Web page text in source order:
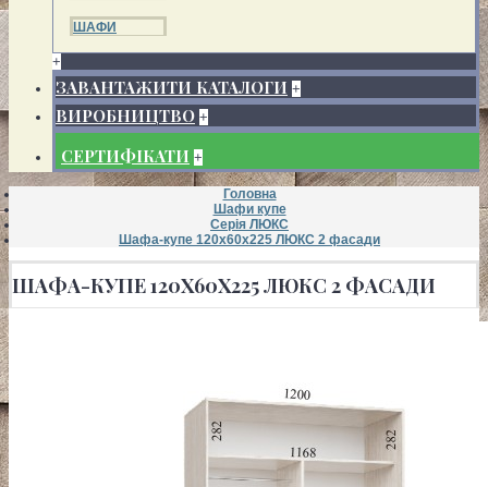
ШАФИ
+
ЗАВАНТАЖИТИ КАТАЛОГИ +
ВИРОБНИЦТВО +
СЕРТИФІКАТИ +
Головна
Шафи купе
Серія ЛЮКС
Шафа-купе 120х60х225 ЛЮКС 2 фасади
ШАФА-КУПЕ 120Х60Х225 ЛЮКС 2 ФАСАДИ